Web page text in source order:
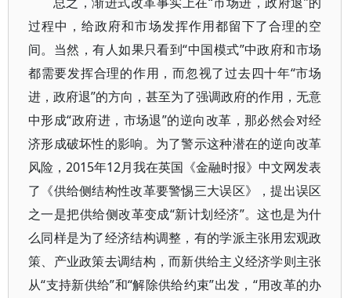
过程中，给政府和市场发挥作用都留下了合理的空
间。当然，有人如果只看到“中国模式”中政府和市场
都需要发挥合理的作用，而忽视了过去四十年“市场
进，政府退”的方向，甚至为了强调政府的作用，无意
中形成“政府进，市场退”的逆向改革，那必然会对经
济形成破坏性的影响。为了警示这种潜在的逆向改革
风险，2015年12月我在英国《金融时报》中文网发表
了《供给侧结构性改革要警惕三大误区》，提出误区
之一是把供给侧改革变成“新计划经济”。这也是为什
么同样是为了经济结构调整，有的学派主张用宏观政
策、产业政策去调结构，而新供给主义经济学则主张
从“支持新供给”和“解除供给约束”出发，“用改革的办